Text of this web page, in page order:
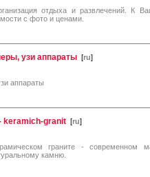
отдыха и развлечений. К
с фото и ценами.
узи аппараты [ru]
аппараты
keramich-granit [ru]
граните - современном
камню.